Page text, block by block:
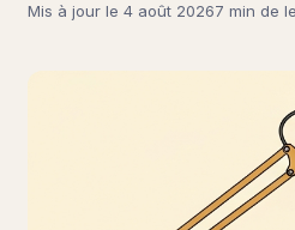
Mis à jour le 4 août 20267 min de